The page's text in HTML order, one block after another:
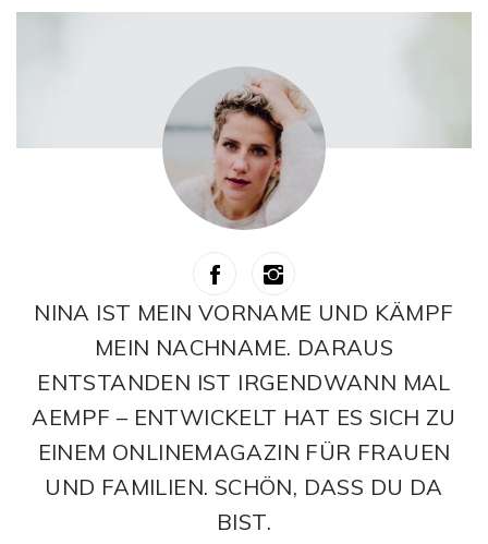
NINA IST MEIN VORNAME UND KÄMPF
MEIN NACHNAME. DARAUS
ENTSTANDEN IST IRGENDWANN MAL
AEMPF – ENTWICKELT HAT ES SICH ZU
EINEM ONLINEMAGAZIN FÜR FRAUEN
UND FAMILIEN. SCHÖN, DASS DU DA
BIST.